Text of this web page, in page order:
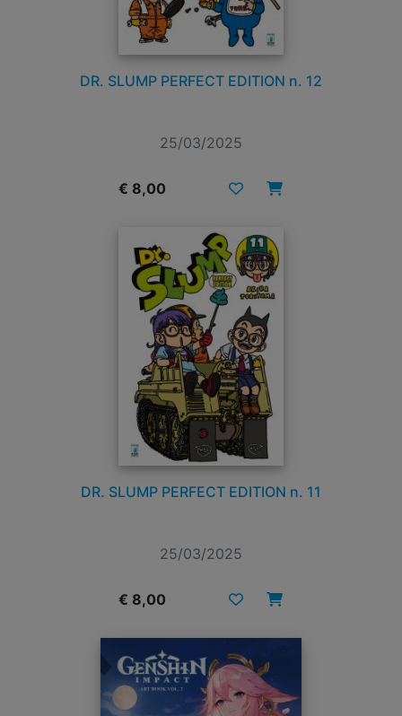
DR. SLUMP PERFECT EDITION n. 12
25/03/2025
€ 8,00
DR. SLUMP PERFECT EDITION n. 11
25/03/2025
€ 8,00